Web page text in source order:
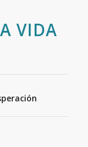
VIDA